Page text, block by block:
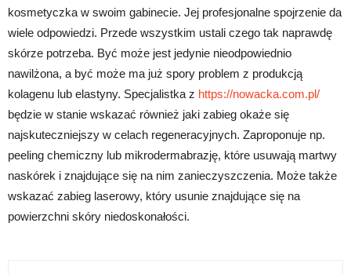
kosmetyczka w swoim gabinecie. Jej profesjonalne spojrzenie da
wiele odpowiedzi. Przede wszystkim ustali czego tak naprawdę
skórze potrzeba. Być może jest jedynie nieodpowiednio
nawilżona, a być może ma już spory problem z produkcją
kolagenu lub elastyny. Specjalistka z https://nowacka.com.pl/
będzie w stanie wskazać również jaki zabieg okaże się
najskuteczniejszy w celach regeneracyjnych. Zaproponuje np.
peeling chemiczny lub mikrodermabrazję, które usuwają martwy
naskórek i znajdujące się na nim zanieczyszczenia. Może także
wskazać zabieg laserowy, który usunie znajdujące się na
powierzchni skóry niedoskonałości.